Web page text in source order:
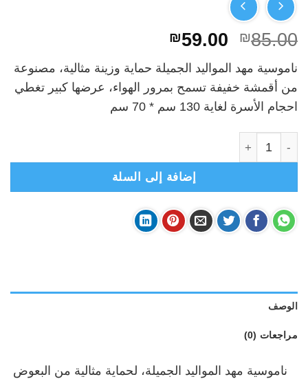
₪85.00
السعر
الأصلي
هو:
₪85.00.
₪59.00 السعر
الحالي
هو:
₪59.00.
ناموسية مهد المواليد الجميلة حماية وزينة مثالية، مصنوعة
من أقمشة خفيفة تسمح بمرور الهواء، عرضها كبير تغطي
احجام الأسرة لغاية 130 سم * 70 سم
إضافة إلى السلة
الوصف
مراجعات (0)
ناموسية مهد المواليد الجميلة، لحماية مثالية من البعوض